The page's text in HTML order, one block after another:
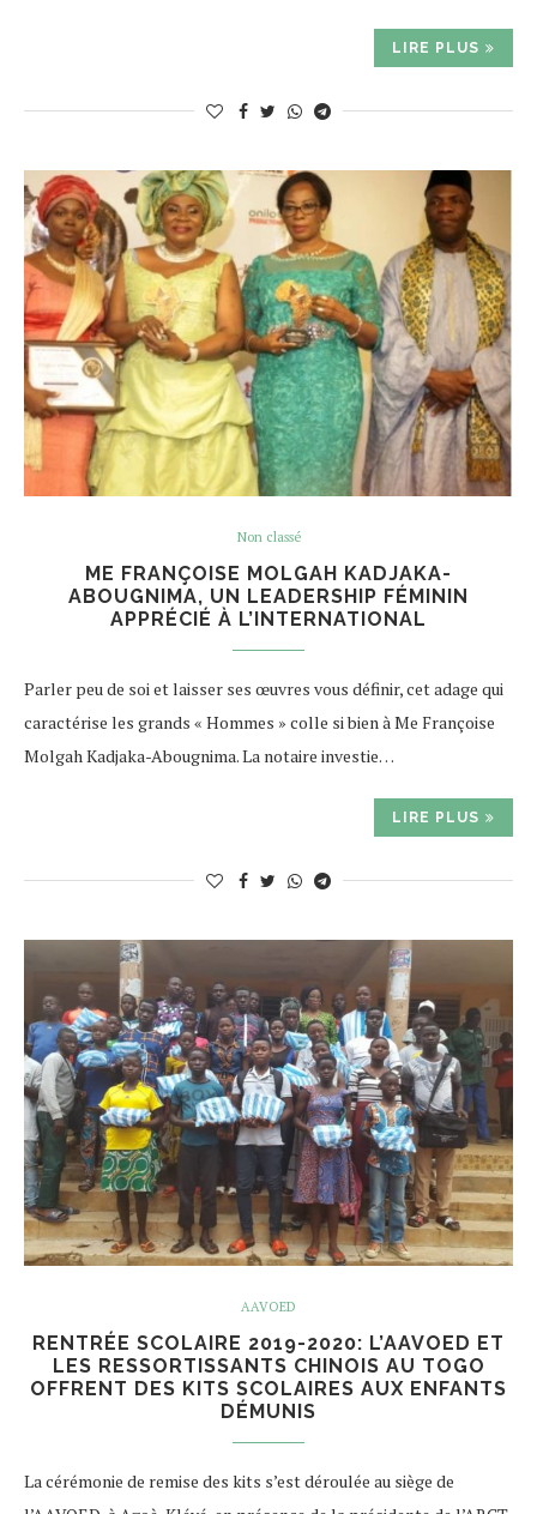
LIRE PLUS
Non classé
ME FRANÇOISE MOLGAH KADJAKA-
ABOUGNIMA, UN LEADERSHIP FÉMININ
APPRÉCIÉ À L’INTERNATIONAL
Parler peu de soi et laisser ses œuvres vous définir, cet adage qui
caractérise les grands « Hommes » colle si bien à Me Françoise
Molgah Kadjaka-Abougnima. La notaire investie…
LIRE PLUS
AAVOED
RENTRÉE SCOLAIRE 2019-2020: L’AAVOED ET
LES RESSORTISSANTS CHINOIS AU TOGO
OFFRENT DES KITS SCOLAIRES AUX ENFANTS
DÉMUNIS
La cérémonie de remise des kits s’est déroulée au siège de